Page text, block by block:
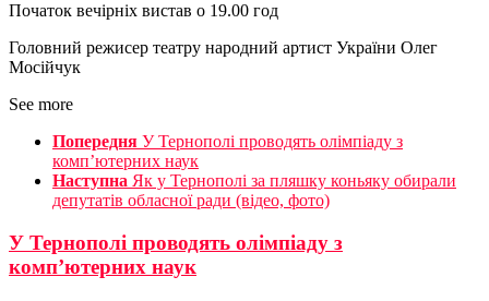
Початок вечірніх вистав о 19.00 год
Головний режисер театру народний артист України Олег
Мосійчук
See more
Попередня У Тернополі проводять олімпіаду з
комп’ютерних наук
Наступна Як у Тернополі за пляшку коньяку обирали
депутатів обласної ради (відео, фото)
У Тернополі проводять олімпіаду з
комп’ютерних наук